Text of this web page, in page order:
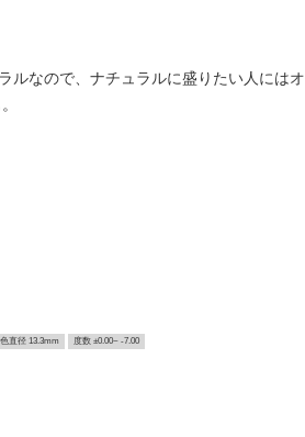
ルなので、ナチュラルに盛りたい人には
直径 13.3mm 度数 ±0.00~ -7.00